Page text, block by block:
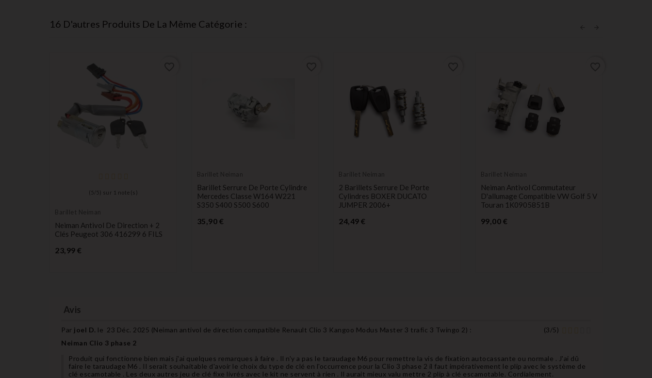
16 D'autres Produits De La Même Catégorie :
( 5 / 5) sur 1 note(s)
Barillet Neiman
Neiman Antivol De Direction + 2
Clés Peugeot 306 416299 6 FILS
23,99 €
Barillet Neiman
Barillet Serrure De Porte Cylindre
Mercedes Classe W164 W221
S350 S400 S500 S600
35,90 €
Barillet Neiman
2 Barillets Serrure De Porte
Cylindres BOXER DUCATO
JUMPER 2006+
24,49 €
Barillet Neiman
Neiman Antivol Commutateur
D'allumage Compatible VW Golf 5 V
Touran 1K0905851B
99,00 €
Avis
Par joel D. le 23 Déc. 2025 (Neiman antivol de direction compatible Renault Clio 3 Kangoo Modus Master 3 trafic 3 Twingo 2) : (3/5)
Neiman Clio 3 phase 2
Produit qui fonctionne bien mais j'ai quelques remarques à faire . Il n'y a pas le taraudage M6 pour remettre la vis de fixation autocassante ou normale . J'ai dû
faire le taraudage M6 . Il serait souhaitable d'avoir le choix du type de clé en l'occurrence pour la Clio 3 phase 2 il faut impérativement le plip avec le système de
clé escamotable . Les deux autres jeu de clé fixe livrés avec le kit ne servent à rien . Il aurait mieux valu mettre 2 plip à clé escamotable. Cordialement.